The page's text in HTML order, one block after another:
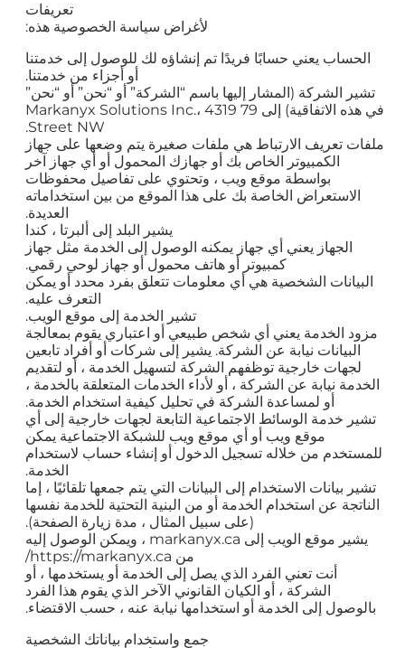
تعريفات
لأغراض سياسة الخصوصية هذه:
الحساب يعني حسابًا فريدًا تم إنشاؤه لك للوصول إلى خدمتنا
أو أجزاء من خدمتنا.
تشير الشركة (المشار إليها باسم “الشركة” أو “نحن” أو “نحن”
في هذه الاتفاقية) إلى Markanyx Solutions Inc.، 4319 79
Street NW.
ملفات تعريف الارتباط هي ملفات صغيرة يتم وضعها على جهاز
الكمبيوتر الخاص بك أو جهازك المحمول أو أي جهاز آخر
بواسطة موقع ويب ، وتحتوي على تفاصيل محفوظات
الاستعراض الخاصة بك على هذا الموقع من بين استخداماته
العديدة.
يشير البلد إلى ألبرتا ، كندا
الجهاز يعني أي جهاز يمكنه الوصول إلى الخدمة مثل جهاز
كمبيوتر أو هاتف محمول أو جهاز لوحي رقمي.
البيانات الشخصية هي أي معلومات تتعلق بفرد محدد أو يمكن
التعرف عليه.
تشير الخدمة إلى موقع الويب.
مزود الخدمة يعني أي شخص طبيعي أو اعتباري يقوم بمعالجة
البيانات نيابة عن الشركة. يشير إلى شركات أو أفراد تابعين
لجهات خارجية توظفهم الشركة لتسهيل الخدمة ، أو لتقديم
الخدمة نيابة عن الشركة ، أو لأداء الخدمات المتعلقة بالخدمة ،
أو لمساعدة الشركة في تحليل كيفية استخدام الخدمة.
تشير خدمة الوسائط الاجتماعية التابعة لجهات خارجية إلى أي
موقع ويب أو أي موقع ويب للشبكة الاجتماعية يمكن
للمستخدم من خلاله تسجيل الدخول أو إنشاء حساب لاستخدام
الخدمة.
تشير بيانات الاستخدام إلى البيانات التي يتم جمعها تلقائيًا ، إما
الناتجة عن استخدام الخدمة أو من البنية التحتية للخدمة نفسها
(على سبيل المثال ، مدة زيارة الصفحة).
يشير موقع الويب إلى markanyx.ca ، ويمكن الوصول إليه
من https://markanyx.ca/
أنت تعني الفرد الذي يصل إلى الخدمة أو يستخدمها ، أو
الشركة ، أو الكيان القانوني الآخر الذي يقوم هذا الفرد
بالوصول إلى الخدمة أو استخدامها نيابة عنه ، حسب الاقتضاء.
جمع واستخدام بياناتك الشخصية